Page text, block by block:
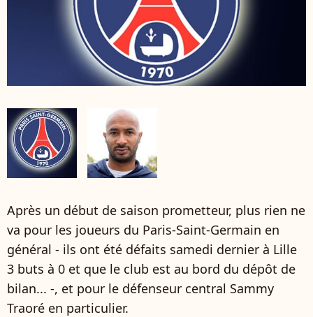
Après un début de saison prometteur, plus rien ne
va pour les joueurs du Paris-Saint-Germain en
général - ils ont été défaits samedi dernier à Lille
3 buts à 0 et que le club est au bord du dépôt de
bilan... -, et pour le défenseur central Sammy
Traoré en particulier.